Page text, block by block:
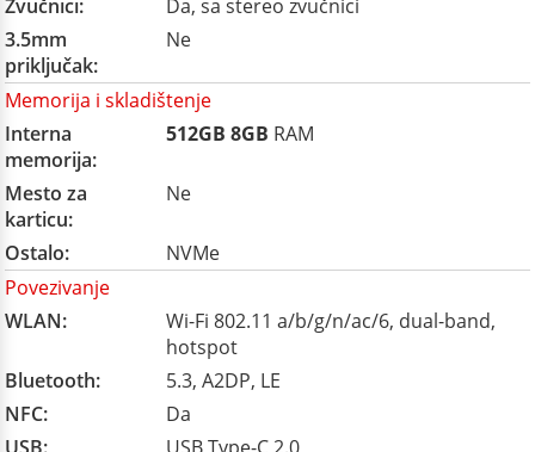
Zvučnici:
Da, sa stereo zvučnici
3.5mm
priključak:
Ne
Memorija i skladištenje
Interna
memorija:
512GB 8GB RAM
Mesto za
karticu:
Ne
Ostalo:
NVMe
Povezivanje
WLAN:
Wi-Fi 802.11 a/b/g/n/ac/6, dual-band,
hotspot
Bluetooth:
5.3, A2DP, LE
NFC:
Da